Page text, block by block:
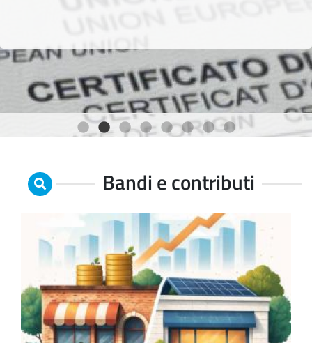
1 2 3 4 5 6 7 8
Bandi e contributi